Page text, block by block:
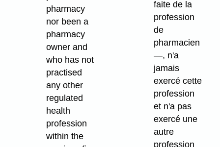
pharmacy
nor been a
pharmacy
owner and
who has not
practised
any other
regulated
health
profession
within the
faite de la
profession
de
pharmacien
—, n'a
jamais
exercé cette
profession
et n'a pas
exercé une
autre
profession